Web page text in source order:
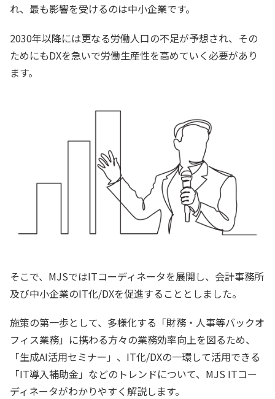
れ、最も影響を受けるのは中小企業です。
2030年以降には更なる労働人口の不足が予想され、その
ためにもDXを急いで労働生産性を高めていく必要があり
ます。
そこで、MJSではITコーディネータを展開し、会計事務所
及び中小企業のIT化/DXを促進することとしました。
施策の第一歩として、多様化する「財務・人事等バックオ
フィス業務」に携わる方々の業務効率向上を図るため、
「生成AI活用セミナー」、IT化/DXの一環して活用できる
「IT導入補助金」などのトレンドについて、MJS ITコー
ディネータがわかりやすく解説します。